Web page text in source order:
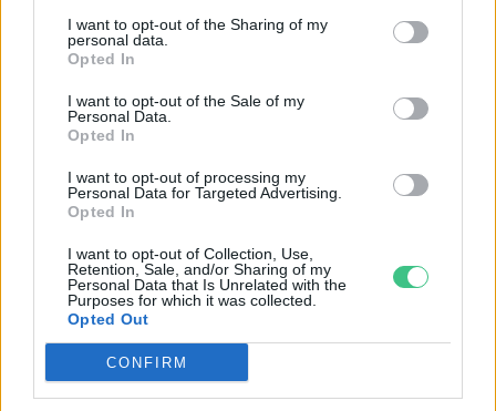
I want to opt-out of the Sharing of my
personal data.
Opted In
I want to opt-out of the Sale of my
Personal Data.
Opted In
I want to opt-out of processing my
Personal Data for Targeted Advertising.
Opted In
I want to opt-out of Collection, Use,
Retention, Sale, and/or Sharing of my
Personal Data that Is Unrelated with the
Purposes for which it was collected.
Opted Out
CONFIRM
Szöllősi Gáborral, a Gardenfutura ügyvezetőjével beszélgettünk.
Történelmi aszály sújtja Nagy-
Britanniát is
SZEMLE